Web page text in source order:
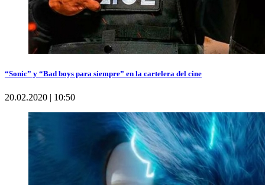
“Sonic” y “Bad boys para siempre” en la cartelera del cine
20.02.2020 | 10:50